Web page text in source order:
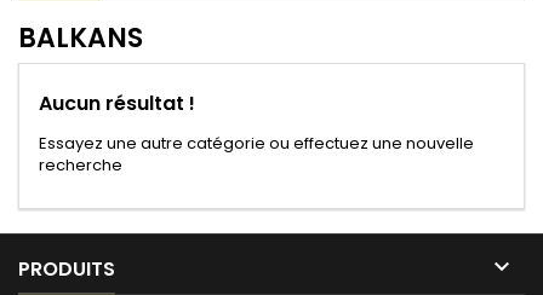
BALKANS
Aucun résultat !
Essayez une autre catégorie ou effectuez une nouvelle
recherche
PRODUITS 